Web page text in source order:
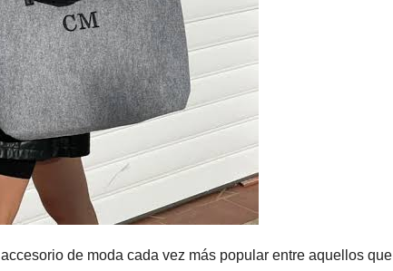
de moda cada vez más popular entre aquellos que